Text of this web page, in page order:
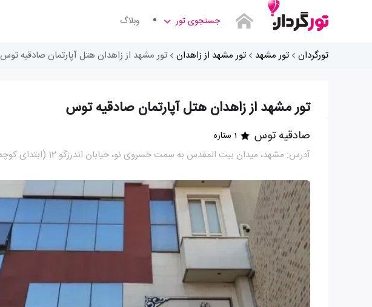
جستجوی تور وبلاگ
تورگردان تور مشهد تور مشهد از زاهدان تور مشهد از زاهدان هتل آپارتمان صادقیه توس
تور مشهد از زاهدان هتل آپارتمان صادقیه توس
صادقیه توس 1 ستاره
آدرس: مشهد، میدان بیت المقدس به سمت خسروی نو، خیابان اندرزگو 12 (ابتدای کوچه آیت الل...